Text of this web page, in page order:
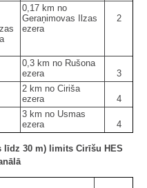
0,17 km no
Geraņimovas Ilzas
ezera
2
0,3 km no Rušona
ezera
3
2 km no Ciriša
ezera
4
3 km no Usmas
ezera
4
līdz 30 m) limits Cirīšu HES